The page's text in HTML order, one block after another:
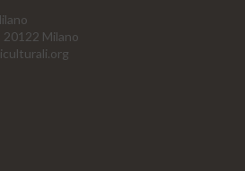
20122 Milano